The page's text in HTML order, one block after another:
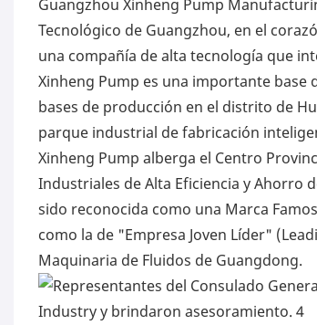
Guangzhou Xinheng Pump
Tecnológico de Guangzhou, en el
una compañía de alta tecnología que
Xinheng Pump es una importante base
bases de producción en el distrito de
parque industrial de fabricación
Xinheng Pump alberga el Centro
Industriales de Alta Eficiencia y Ahorro
sido reconocida como una Marca
como la de "Empresa Joven Líder"
Maquinaria de Fluidos de Guangdong.